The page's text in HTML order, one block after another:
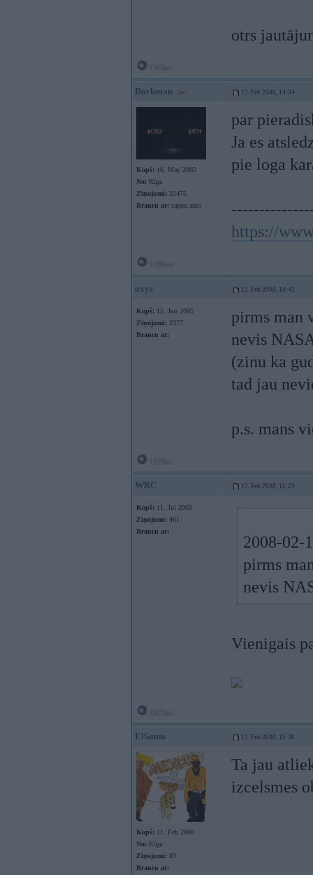
otrs
Darkman 12. Feb 2008, 14:34
Kopš: 16. May 2002
No: Rīga
Ziņojumi: 32475
Braucu ar: sapņu auto
par
Ja es
pie loga
https://
oxys 12. Feb 2008, 14:42
Kopš: 15. Jun 2005
Ziņojumi: 2377
Braucu ar:
pirms man
nevis
(zinu ka
tad jau
p.s. mans
WRC 12. Feb 2008, 15:23
Kopš: 11. Jul 2003
Ziņojumi: 461
Braucu ar:
2008-02-
pirms
nevis
Vienigais
ElSanto 12. Feb 2008, 15:30
Kopš: 11. Feb 2008
No: Rīga
Ziņojumi: 83
Braucu ar:
Ta jau
izcelsmes